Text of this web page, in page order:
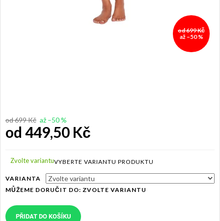
od 699 Kč
až –50 %
od 699 Kč až –50 %
od 449,50 Kč
cena:
Zvolte variantu
VARIANTA
MŮŽEME DORUČIT DO: ZVOLTE VARIANTU
PŘIDAT DO KOŠÍKU